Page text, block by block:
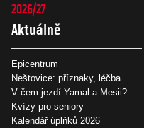
2026/27
Aktuálně
Epicentrum
Neštovice: příznaky, léčba
V čem jezdí Yamal a Mesii?
Kvízy pro seniory
Kalendář úplňků 2026